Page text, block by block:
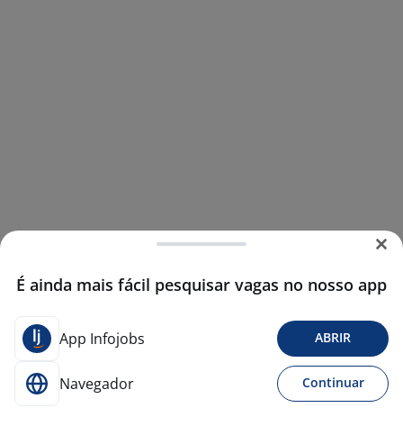
É ainda mais fácil pesquisar vagas no nosso app
App Infojobs ABRIR
Navegador Continuar